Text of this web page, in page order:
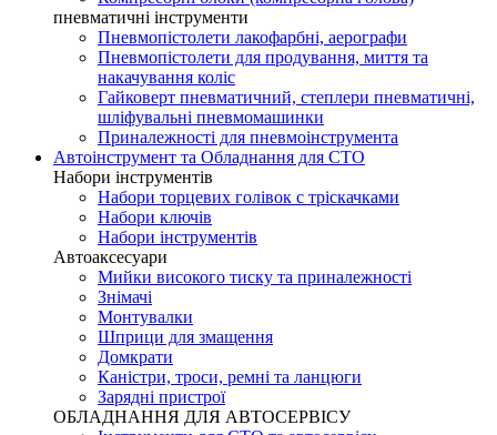
пневматичні інструменти
Пневмопістолети лакофарбні, аерографи
Пневмопістолети для продування, миття та
накачування коліс
Гайковерт пневматичний, степлери пневматичні,
шліфувальні пневмомашинки
Приналежності для пневмоінструмента
Автоінструмент та Обладнання для СТО
Набори інструментів
Набори торцевих голівок c тріскачками
Набори ключів
Набори інструментів
Автоаксесуари
Мийки високого тиску та приналежності
Знімачі
Монтувалки
Шприци для змащення
Домкрати
Каністри, троси, ремні та ланцюги
Зарядні пристрої
ОБЛАДНАННЯ ДЛЯ АВТОСЕРВІСУ